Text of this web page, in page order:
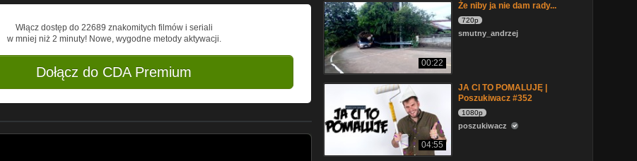
Włącz dostęp do 22689 znakomitych filmów i seriali
w mniej niż 2 minuty! Nowe, wygodne metody aktywacji.
Dołącz do CDA Premium
00:22
Że niby ja nie dam rady...
720p
smutny_andrzej
04:55
JA CI TO POMALUJĘ |
Poszukiwacz #352
1080p
poszukiwacz